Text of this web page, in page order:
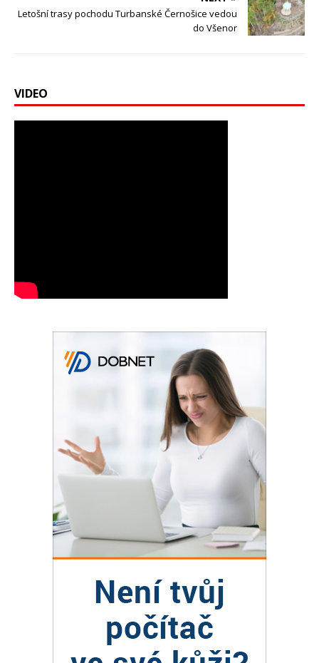
Letošní trasy pochodu Turbanské Černošice vedou
do Všenor
VIDEO